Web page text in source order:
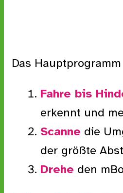
Das
Fahre bis
erkennt und
Scanne die
der größte
Drehe den